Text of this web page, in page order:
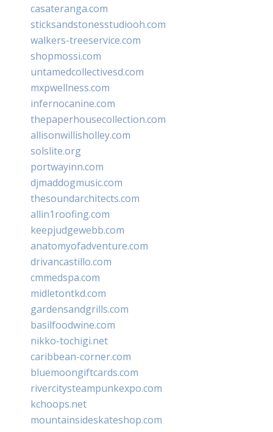
casateranga.com
sticksandstonesstudiooh.com
walkers-treeservice.com
shopmossi.com
untamedcollectivesd.com
mxpwellness.com
infernocanine.com
thepaperhousecollection.com
allisonwillisholley.com
solslite.org
portwayinn.com
djmaddogmusic.com
thesoundarchitects.com
allin1roofing.com
keepjudgewebb.com
anatomyofadventure.com
drivancastillo.com
cmmedspa.com
midletontkd.com
gardensandgrills.com
basilfoodwine.com
nikko-tochigi.net
caribbean-corner.com
bluemoongiftcards.com
rivercitysteampunkexpo.com
kchoops.net
mountainsideskateshop.com